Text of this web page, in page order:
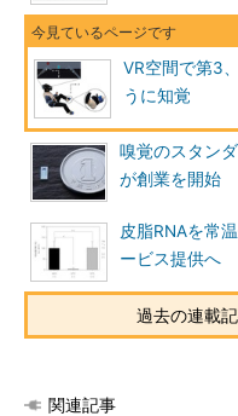
VR空間で第3
うに知覚
嗅覚のスタン
が創業を開始
皮脂RNAを常
ービス提供へ
過去の連載
関連記事